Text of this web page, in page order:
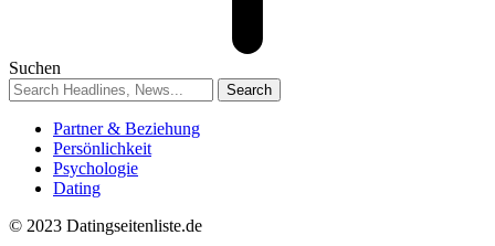
Suchen
Partner & Beziehung
Persönlichkeit
Psychologie
Dating
© 2023 Datingseitenliste.de